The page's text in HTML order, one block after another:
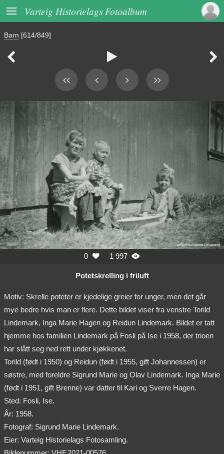
 Varteig Historielags Fotoalbum
Barn [614/849]
  
0  1 997 
Potetskrelling i friluft
Motiv: Skrelle poteter er kjedelige greier for unger, men det går
mye bedre hvis man er flere. Dette bildet viser fra venstre Torild
Lindemark, Inga Marie Hagen og Reidun Lindemark. Bildet er tatt
hjemme hos familien Lindemark på Fosli på Ise i 1958, der trioen
har slått seg ned rett under kjøkkenet.
Torild (født i 1950) og Reidun (født i 1955, gift Johannessen) er
søstre, med foreldre Sigrund Marie og Olav Lindemark. Inga Marie
(født i 1951, gift Brenne) var datter til Kari og Sverre Hagen.
Sted: Fosli, Ise.
År: 1958.
Fotograf: Sigrund Marie Lindemark.
Eier: Varteig Historielags Fotosamling.